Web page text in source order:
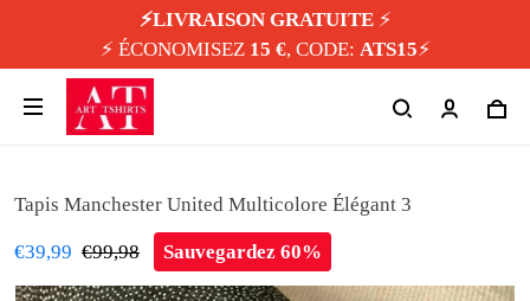
⚡️LIVRAISON GRATUITE⚡️
⚡️ ÉCONOMISEZ 15 €, CODE: ATS15⚡️
Tapis Manchester United Multicolore Élégant 3
€39,99 €99,98 Sauvegardez 60%